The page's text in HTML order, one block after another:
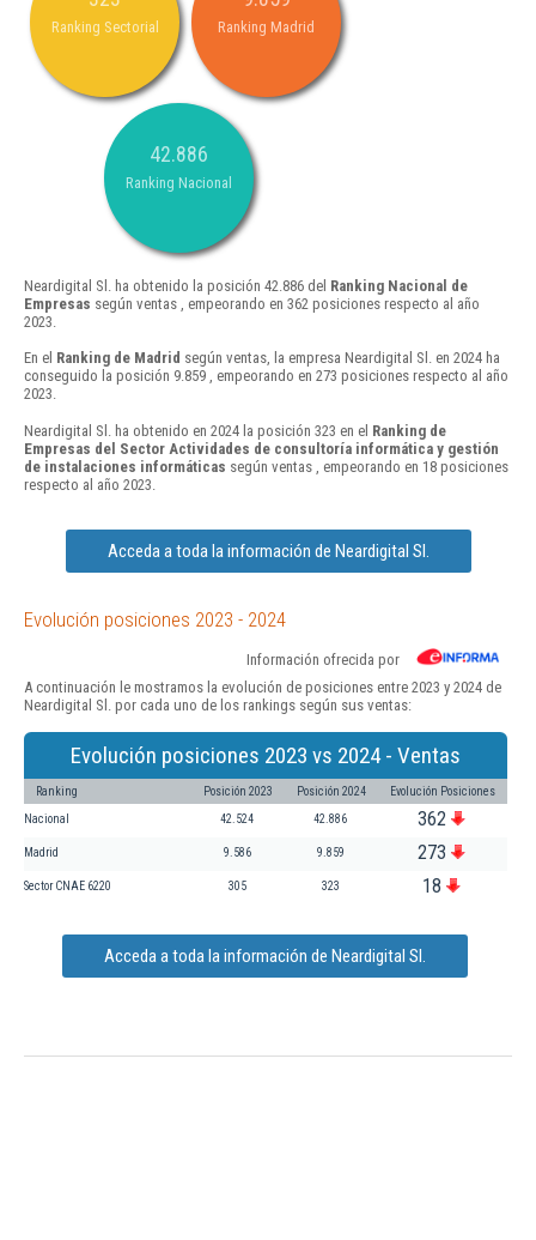
Ranking Sectorial Ranking Madrid
42.886
Ranking Nacional
Neardigital Sl. ha obtenido la posición 42.886 del Ranking Nacional de
Empresas según ventas , empeorando en 362 posiciones respecto al año
2023.
En el Ranking de Madrid según ventas, la empresa Neardigital Sl. en 2024 ha
conseguido la posición 9.859 , empeorando en 273 posiciones respecto al año
2023.
Neardigital Sl. ha obtenido en 2024 la posición 323 en el Ranking de
Empresas del Sector Actividades de consultoría informática y gestión
de instalaciones informáticas según ventas , empeorando en 18 posiciones
respecto al año 2023.
Acceda a toda la información de Neardigital Sl.
Evolución posiciones 2023 - 2024
Información ofrecida por
A continuación le mostramos la evolución de posiciones entre 2023 y 2024 de
Neardigital Sl. por cada uno de los rankings según sus ventas:
Evolución posiciones 2023 vs 2024 - Ventas
Ranking Posición 2023 Posición 2024 Evolución Posiciones
Nacional 42.524 42.886 362
Madrid 9.586 9.859 273
Sector CNAE 6220 305 323 18
Acceda a toda la información de Neardigital Sl.